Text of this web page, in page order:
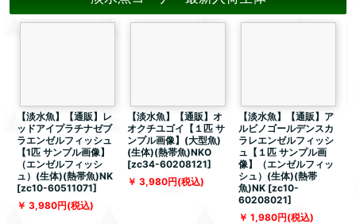
【淡水魚】【通販】レ
ッドアイプラチナゼブ
ラエンゼルフィッシュ
【1匹 サンプル画像】
（エンゼルフィッシ
ュ）(生体)(熱帯魚)NK
[zc10-60511071]
3,980円(税込)
【淡水魚】【通販】オ
オクチユゴイ【１匹 サ
ンプル画像】(大型魚)
(生体)(熱帯魚)NKO
[zc34-60208121]
3,980円(税込)
【淡水魚】【通販】ア
ルビノゴールデンスカ
ラレエンゼルフィッシ
ュ【１匹 サンプル画
像】（エンゼルフィッ
シュ）(生体)(熱帯
魚)NK [zc10-
60208021]
1,980円(税込)